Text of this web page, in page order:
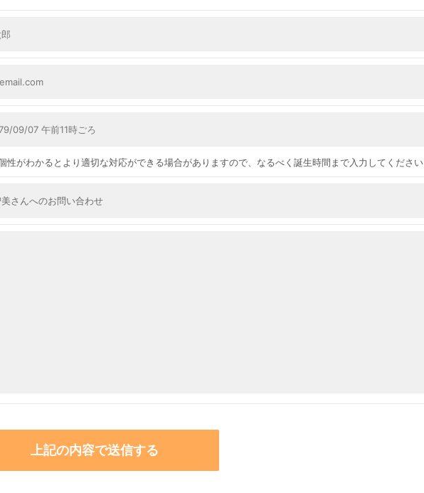
性がわかるとより適切な対応ができる場合がありますので、なるべく誕生時間まで入力してください